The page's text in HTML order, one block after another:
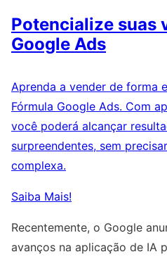
Potencialize suas
Google Ads
Aprenda a vender de forma
Fórmula Google Ads. Com
você poderá alcançar
surpreendentes, sem
complexa.
Saiba Mais!
Recentemente, o Google
avanços na aplicação de IA